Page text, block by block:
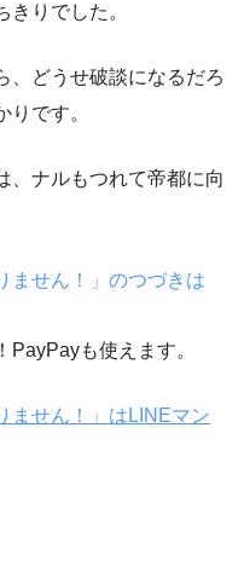
りでした。
、どうせ破談になるだろ
です。
、ナルもつれて帝都に向
ません！」のつづきは
も使えます。
ません！」はLINEマン